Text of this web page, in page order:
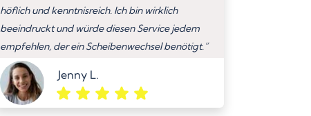
höflich und kenntnisreich. Ich bin wirklich
beeindruckt und würde diesen Service jedem
empfehlen, der ein Scheibenwechsel benötigt.”
Jenny L.